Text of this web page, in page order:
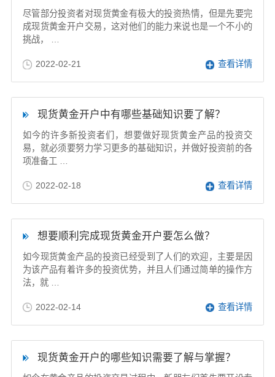
尽管部分投资者对现货黄金有极大的投资热情，但是先要完
成现货黄金开户交易，这对他们的能力来说也是一个不小的
挑战， …
2022-02-21 查看详情
现货黄金开户中有哪些基础知识要了解？
如今的许多新投资者们，想要做好现货黄金产品的投资交
易，就必须要努力学习更多的基础知识，并做好投资前的各
项准备工 …
2022-02-18 查看详情
想要顺利完成现货黄金开户要怎么做？
如今现货黄金产品的投资已经受到了人们的欢迎，主要是因
为该产品有着许多的投资优势，并且人们通过简单的操作方
法，就 …
2022-02-14 查看详情
现货黄金开户的哪些知识需要了解与掌握？